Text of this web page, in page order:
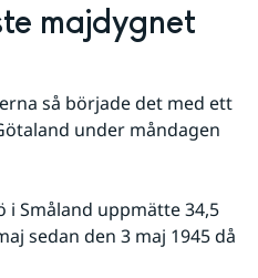
majdygnet
så började det med ett
under måndagen
i Småland uppmätte 34,5
sedan den 3 maj 1945 då